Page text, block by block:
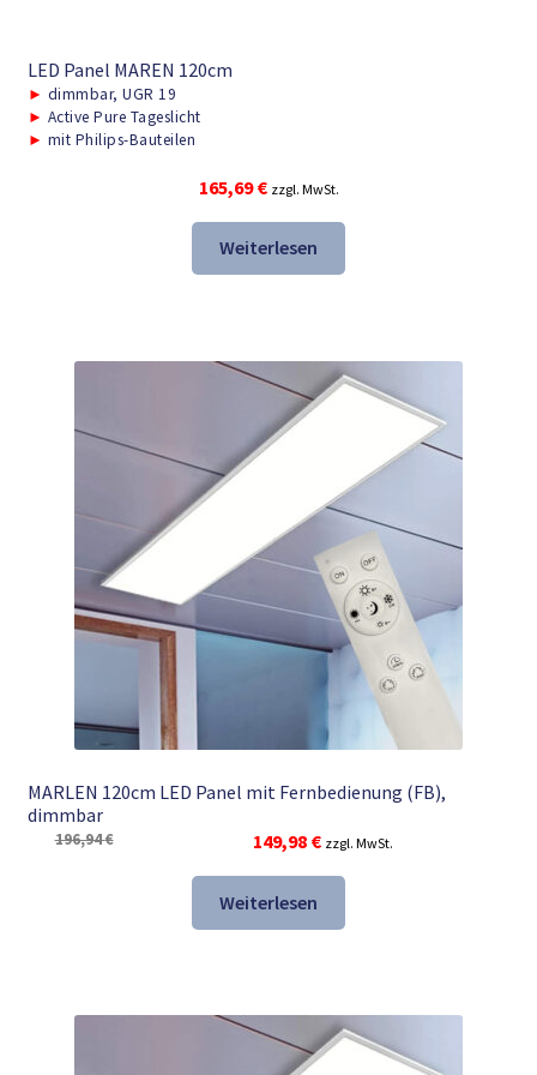
LED Panel MAREN 120cm
► dimmbar, UGR 19
► Active Pure Tageslicht
► mit Philips-Bauteilen
165,69€ zzgl. MwSt.
Weiterlesen
MARLEN 120cm LED Panel mit Fernbedienung (FB),
dimmbar
196,94€
Ursprünglicher
war:
196,94 €
149,98 €Aktueller
149,98 €.
zzgl. MwSt.
Weiterlesen